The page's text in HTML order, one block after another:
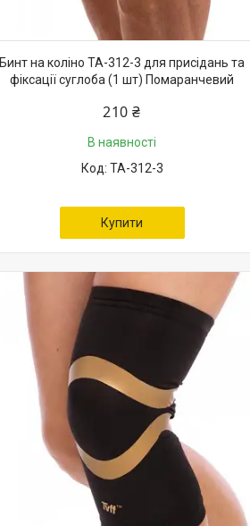
Бинт на коліно TA-312-3 для присідань та
фіксації суглоба (1 шт) Помаранчевий
210 ₴
В наявності
TA-312-3
Купити